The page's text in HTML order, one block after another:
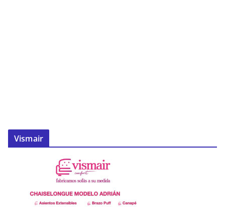
Vismair